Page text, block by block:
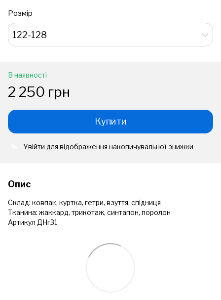
Розмір
122-128
В наявності
2 250 грн
Купити
Увійти для відображення накопичувальної знижки
Опис
Склад: ковпак, куртка, гетри, взуття, спідниця
Тканина: жаккард, трикотаж, синтапон, поролон
Артикул ДНг31